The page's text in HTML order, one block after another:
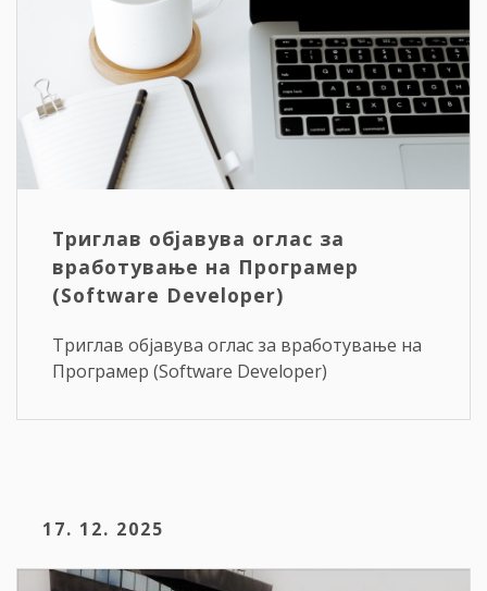
Триглав објавува оглас за
вработување на Програмер
(Software Developer)
Триглав објавува оглас за вработување на
Програмер (Software Developer)
17. 12. 2025